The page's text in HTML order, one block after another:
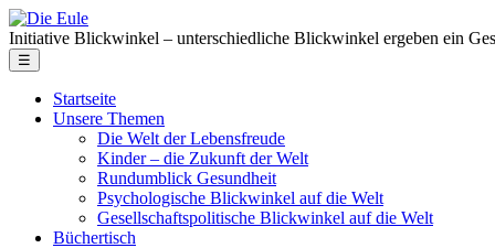
Skip
to
the
content
Die
Eule
Initiative Blickwinkel – unterschiedliche Blickwinkel ergeben ein
☰
Startseite
Unsere Themen
Die Welt der Lebensfreude
Kinder – die Zukunft der Welt
Rundumblick Gesundheit
Psychologische Blickwinkel auf die Welt
Gesellschaftspolitische Blickwinkel auf die Welt
Büchertisch